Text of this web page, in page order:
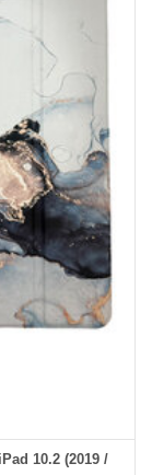
10.2 (2019 /